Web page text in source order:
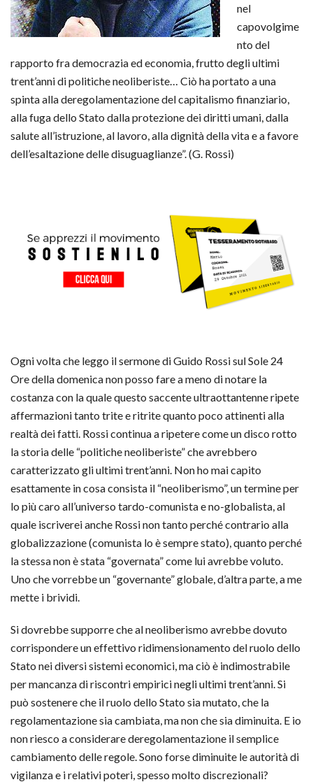
nel
capovolgime
nto del
rapporto fra democrazia ed economia, frutto degli ultimi
trent’anni di politiche neoliberiste… Ciò ha portato a una
spinta alla deregolamentazione del capitalismo finanziario,
alla fuga dello Stato dalla protezione dei diritti umani, dalla
salute all’istruzione, al lavoro, alla dignità della vita e a favore
dell’esaltazione delle disuguaglianze”. (G. Rossi)
Ogni volta che leggo il sermone di Guido Rossi sul Sole 24
Ore della domenica non posso fare a meno di notare la
costanza con la quale questo saccente ultraottantenne ripete
affermazioni tanto trite e ritrite quanto poco attinenti alla
realtà dei fatti. Rossi continua a ripetere come un disco rotto
la storia delle “politiche neoliberiste” che avrebbero
caratterizzato gli ultimi trent’anni. Non ho mai capito
esattamente in cosa consista il “neoliberismo”, un termine per
lo più caro all’universo tardo-comunista e no-globalista, al
quale iscriverei anche Rossi non tanto perché contrario alla
globalizzazione (comunista lo è sempre stato), quanto perché
la stessa non è stata “governata” come lui avrebbe voluto.
Uno che vorrebbe un “governante” globale, d’altra parte, a me
mette i brividi.
Si dovrebbe supporre che al neoliberismo avrebbe dovuto
corrispondere un effettivo ridimensionamento del ruolo dello
Stato nei diversi sistemi economici, ma ciò è indimostrabile
per mancanza di riscontri empirici negli ultimi trent’anni. Si
può sostenere che il ruolo dello Stato sia mutato, che la
regolamentazione sia cambiata, ma non che sia diminuita. E io
non riesco a considerare deregolamentazione il semplice
cambiamento delle regole. Sono forse diminuite le autorità di
vigilanza e i relativi poteri, spesso molto discrezionali?